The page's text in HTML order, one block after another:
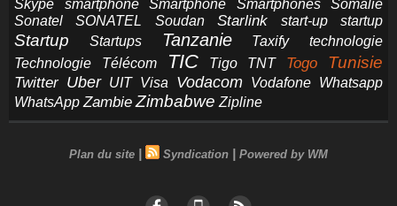
Skype
smartphone Smartphone Smartphones
Somalie
Sonatel
SONATEL Soudan Starlink start-up startup
Startup Startups Tanzanie Taxify
technologie
Technologie
Télécom TIC Tigo TNT Togo Tunisie
Twitter Uber UIT Visa Vodacom Vodafone Whatsapp
WhatsApp Zambie Zimbabwe Zipline
Plan du site | Syndication | Powered by WM